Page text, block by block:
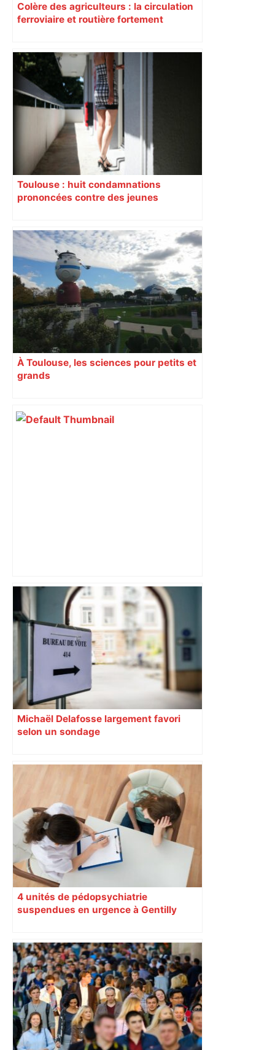
Colère des agriculteurs : la circulation
ferroviaire et routière fortement
Toulouse : huit condamnations
prononcées contre des jeunes
À Toulouse, les sciences pour petits et
grands
ANALYSE. Lyon La Duchère – TFC :
avec métier, sans briller… Les
Toulousains ont composté leur billet
pour les 16es, on vous explique
comment – ladepeche.fr
Michaël Delafosse largement favori
selon un sondage
4 unités de pédopsychiatrie
suspendues en urgence à Gentilly